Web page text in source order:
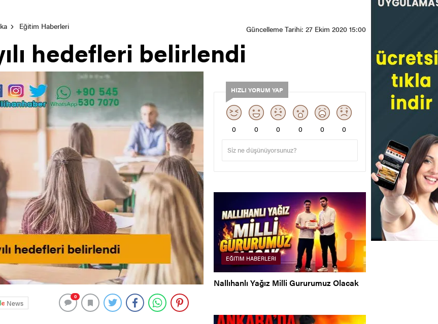
Eğitim Haberleri Güncelleme Tarihi: 27 Ekim 2020 15:00
hedefleri belirlendi
News
0
HIZLI YORUM YAP
0 0 0 0 0 0
EĞITIM HABERLERI
Nallıhanlı Yağız Milli Gururumuz Olacak